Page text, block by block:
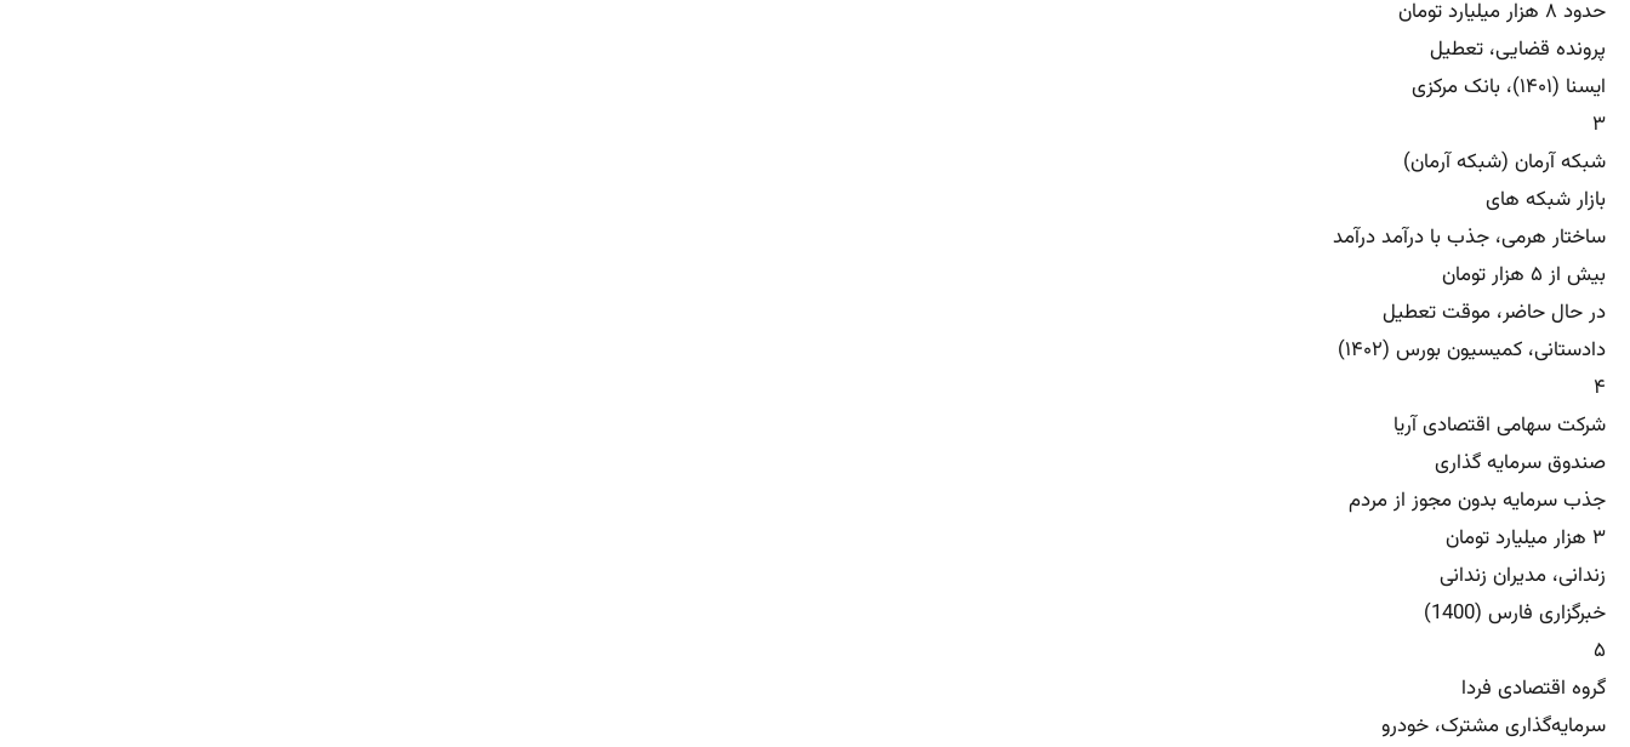
حدود ۸ هزار میلیارد تومان
پرونده قضایی، تعطیل
ایسنا (۱۴۰۱)، بانک مرکزی
۳
شبکه آرمان (شبکه آرمان)
بازار شبکه های
ساختار هرمی، جذب با درآمد درآمد
بیش از ۵ هزار تومان
در حال حاضر، موقت تعطیل
دادستانی، کمیسیون بورس (۱۴۰۲)
۴
شرکت سهامی اقتصادی آریا
صندوق سرمایه گذاری
جذب سرمایه بدون مجوز از مردم
۳ هزار میلیارد تومان
زندانی، مدیران زندانی
خبرگزاری فارس (1400)
۵
گروه اقتصادی فردا
سرمایه‌گذاری مشترک، خودرو